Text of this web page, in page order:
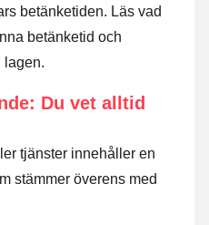
betänketiden. Läs vad
betänketid och
lagen.
Du vet alltid
tjänster innehåller en
stämmer överens med